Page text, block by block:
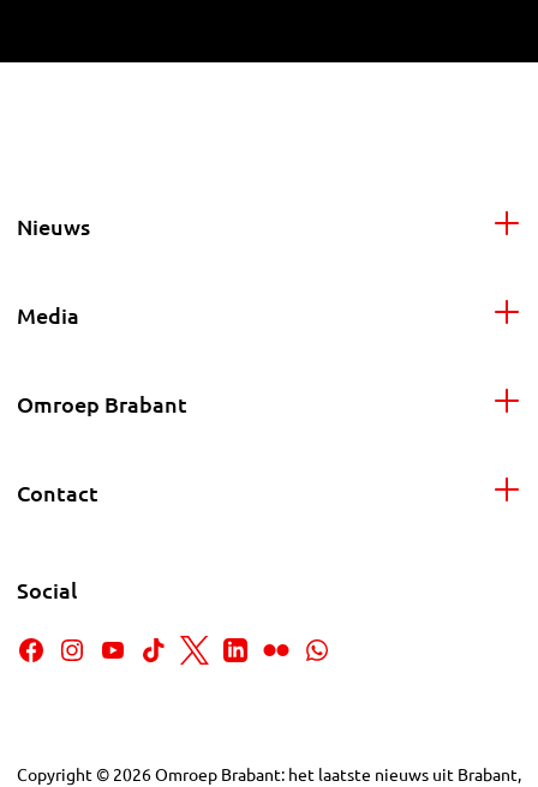
Nieuws
Media
Omroep Brabant
Contact
Social
Copyright © 2026Omroep Brabant: het laatste nieuws uit Brabant,